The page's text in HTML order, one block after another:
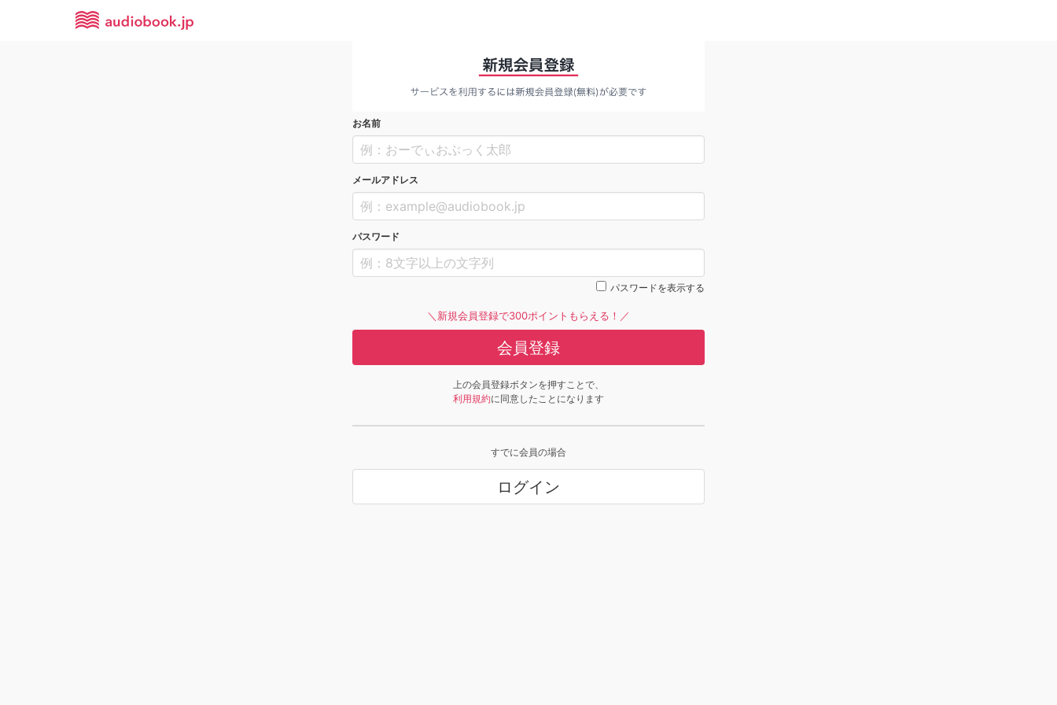
お名前
メールアドレス
パスワード
パスワードを表示する
＼新規会員登録で300ポイントもらえる！／
会員登録
上の会員登録ボタンを押すことで、
利用規約に同意したことになります
すでに会員の場合
ログイン